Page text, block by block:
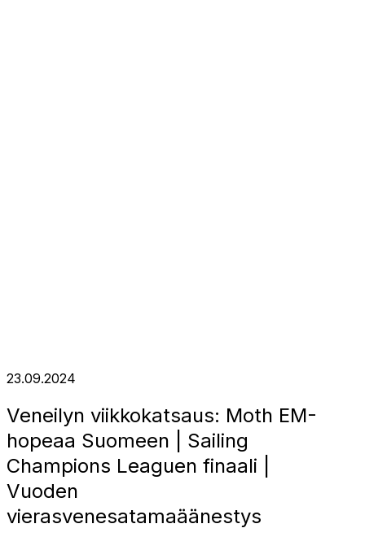
23.09.2024
Veneilyn viikkokatsaus: Moth EM-
hopeaa Suomeen | Sailing
Champions Leaguen finaali |
Vuoden
vierasvenesatamaäänestys